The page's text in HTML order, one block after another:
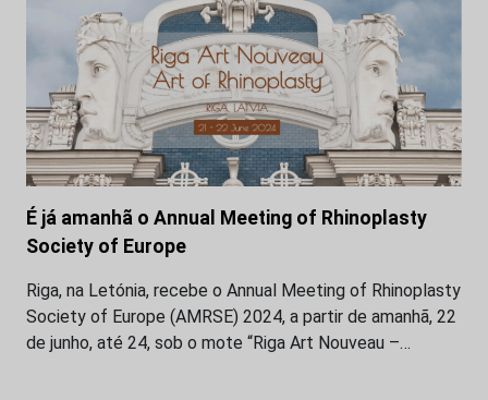
É já amanhã o Annual Meeting of Rhinoplasty
Society of Europe
Riga, na Letónia, recebe o Annual Meeting of Rhinoplasty
Society of Europe (AMRSE) 2024, a partir de amanhã, 22
de junho, até 24, sob o mote “Riga Art Nouveau –…